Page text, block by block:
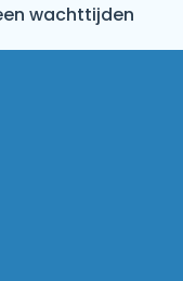
wachttijden